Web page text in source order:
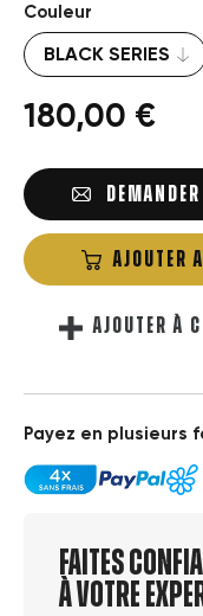
Couleur
180,00 €
AJOUTER
AJOUTER À
Payez en plusieurs
Faites
à votre